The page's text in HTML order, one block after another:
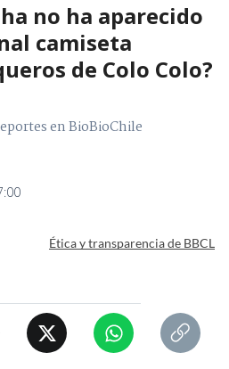
no ha aparecido
camiseta
de Colo Colo?
en BioBioChile
Ética y transparencia de BBCL